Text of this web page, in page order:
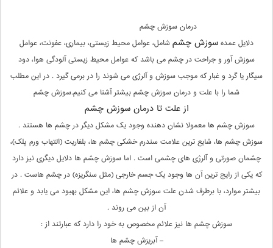
درمان سوزش چشم
دلایل عمدهسوزش چشمشامل، عوامل محیط زیستی، بیماری، عفونت، عوامل
سوزش آور و جراحت در چشم می باشد که عوامل محیط زیستی آلودگی هوا، دود
سیگار یا گرد و غبار که موجب سوزش و آلرژی می شوند را در برمی گیرد . در این مطلب
شما را با علت و درمان سوزش چشم بیشتر آشنا می کنیم.سوزش چشم
از علت تا درمان سوزش چشم
سوزش چشم ها معمولا نشان دهنده وجود یک مشکل دیگر در چشم ها هستند .
سوزش چشم ها، شایع ترین علامت سندرم خشکی چشم ها، بلفاریت (التهاب ورم پلک)،
چشمان صورتی و آلرژی های چشمی است . اما سوزش چشم ها دلایل دیگری نیز دارد
که یکی از رایج ترین آن ها وجود یک جسم خارجی (مثل سنگریزه) در چشم هاست . در
بیشتر موارد، با برطرف شدن علت سوزش چشم ها، این مشکل بهبود می یابد و علائم
آن از بین می روند .
سوزش چشم ها نیز علائم مخصوص به خود را دارد که عبارتند از :
– آبریزش چشم ها